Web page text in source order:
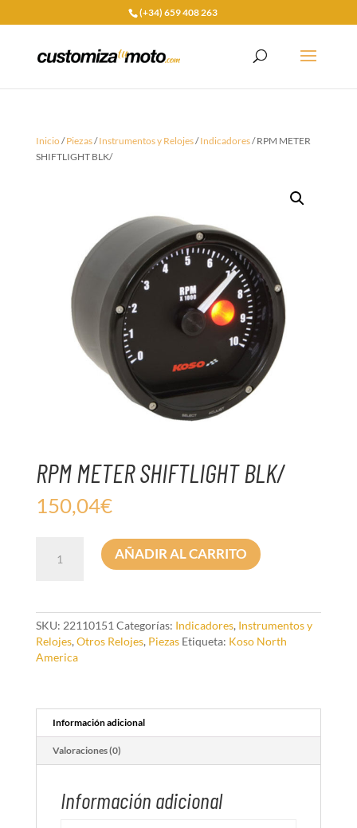
(+34) 659 408 263
Inicio/Piezas/Instrumentos y Relojes/Indicadores/ RPM METER
SHIFTLIGHT BLK/
RPM METER SHIFTLIGHT BLK/
150,04€
METER
AÑADIR AL CARRITO
SKU: 22110151 Categorías: Indicadores, Instrumentos y
Relojes, Otros Relojes, Piezas Etiqueta: Koso North
America
Información adicional
Valoraciones (0)
Información adicional